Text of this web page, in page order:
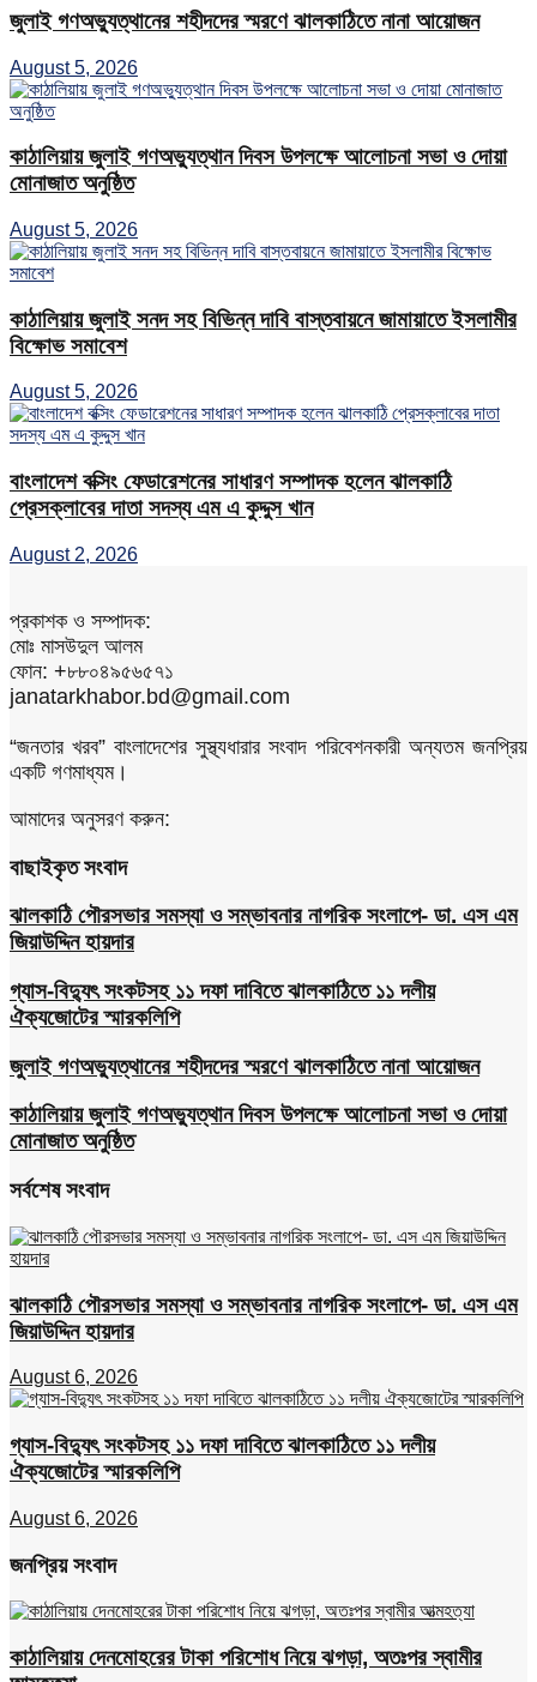
জুলাই গণঅভ্যুত্থানের শহীদদের স্মরণে ঝালকাঠিতে নানা আয়োজন
August 5, 2026
কাঠালিয়ায় জুলাই গণঅভ্যুত্থান দিবস উপলক্ষে আলোচনা সভা ও দোয়া
মোনাজাত অনুষ্ঠিত
August 5, 2026
কাঠালিয়ায় জুলাই সনদ সহ বিভিন্ন দাবি বাস্তবায়নে জামায়াতে ইসলামীর
বিক্ষোভ সমাবেশ
August 5, 2026
বাংলাদেশ বক্সিং ফেডারেশনের সাধারণ সম্পাদক হলেন ঝালকাঠি
প্রেসক্লাবের দাতা সদস্য এম এ কুদ্দুস খান
August 2, 2026
প্রকাশক ও সম্পাদক:
মোঃ মাসউদুল আলম
ফোন: +৮৮০৪৯৫৬৫৭১
janatarkhabor.bd@gmail.com
“জনতার খরব” বাংলাদেশের সুস্থ্যধারার সংবাদ পরিবেশনকারী অন্যতম জনপ্রিয়
একটি গণমাধ্যম।
আমাদের অনুসরণ করুন:
বাছাইকৃত সংবাদ
ঝালকাঠি পৌরসভার সমস্যা ও সম্ভাবনার নাগরিক সংলাপে- ডা. এস এম
জিয়াউদ্দিন হায়দার
গ্যাস-বিদ্যুৎ সংকটসহ ১১ দফা দাবিতে ঝালকাঠিতে ১১ দলীয়
ঐক্যজোটের স্মারকলিপি
জুলাই গণঅভ্যুত্থানের শহীদদের স্মরণে ঝালকাঠিতে নানা আয়োজন
কাঠালিয়ায় জুলাই গণঅভ্যুত্থান দিবস উপলক্ষে আলোচনা সভা ও দোয়া
মোনাজাত অনুষ্ঠিত
সর্বশেষ সংবাদ
ঝালকাঠি পৌরসভার সমস্যা ও সম্ভাবনার নাগরিক সংলাপে- ডা. এস এম
জিয়াউদ্দিন হায়দার
August 6, 2026
গ্যাস-বিদ্যুৎ সংকটসহ ১১ দফা দাবিতে ঝালকাঠিতে ১১ দলীয়
ঐক্যজোটের স্মারকলিপি
August 6, 2026
জনপ্রিয় সংবাদ
কাঠালিয়ায় দেনমোহরের টাকা পরিশোধ নিয়ে ঝগড়া, অতঃপর স্বামীর